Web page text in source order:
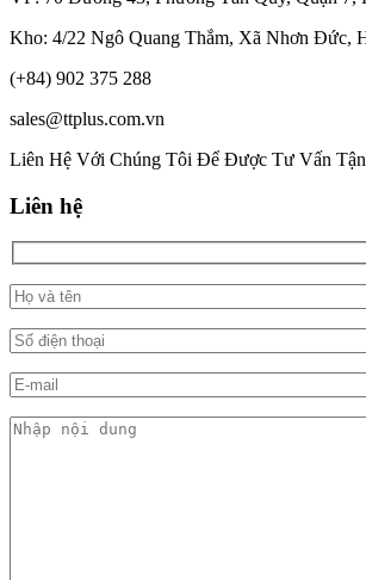
Kho: 4/22 Ngô Quang Thắm, Xã Nhơn Đức,
(+84) 902 375 288
sales@ttplus.com.vn
Liên Hệ Với Chúng Tôi Để Được Tư Vấn
Liên hệ